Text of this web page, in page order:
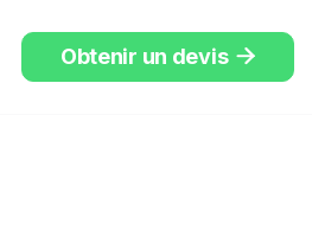
Obtenir un devis 